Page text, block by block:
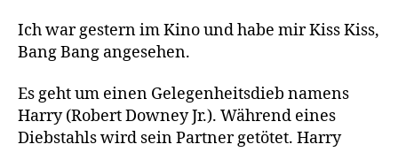
Bang Bang
Ich war gestern im Kino und habe mir Kiss Kiss,
Bang Bang angesehen.
Es geht um einen Gelegenheitsdieb namens
Harry (Robert Downey Jr.). Während eines
Diebstahls wird sein Partner getötet. Harry